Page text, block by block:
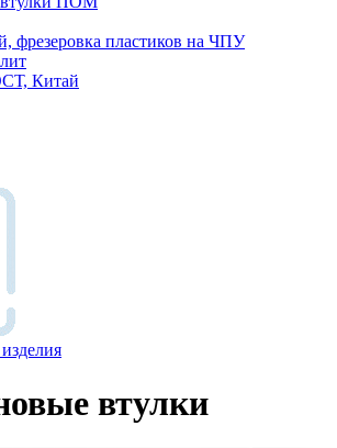
фрезеровка пластиков на ЧПУ
Китай
втулки